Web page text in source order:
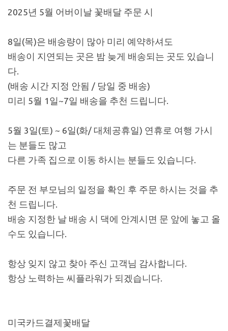
2025년 5월 어버이날 꽃배달 주문 시
8일(목)은 배송량이 많아 미리 예약하셔도
배송이 지연되는 곳은 밤 늦게 배송되는 곳도 있습니
다.
(배송 시간 지정 안됨 / 당일 중 배송)
미리 5월 1일~7일 배송을 추천 드립니다.
5월 3일(토) ~ 6일(화/ 대체공휴일) 연휴로 여행 가시
는 분들도 많고
다른 가족 집으로 이동 하시는 분들도 있습니다.
주문 전 부모님의 일정을 확인 후 주문 하시는 것을 추
천 드립니다.
배송 지정한 날 배송 시 댁에 안계시면 문 앞에 놓고 올
수도 있습니다.
항상 잊지 않고 찾아 주신 고객님 감사합니다.
항상 노력하는 씨플라워가 되겠습니다.
미국카드결제꽃배달